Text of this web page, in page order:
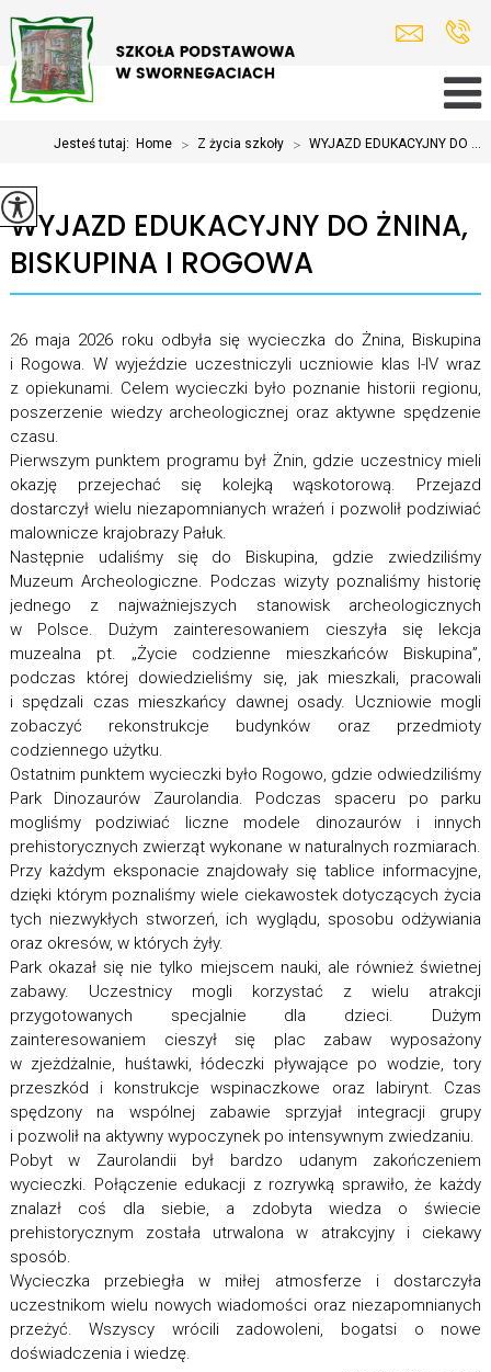
Jesteś tutaj: Home > Z życia szkoły > WYJAZD EDUKACYJNY DO ...
WYJAZD EDUKACYJNY DO ŻNINA,
BISKUPINA I ROGOWA
26 maja 2026 roku odbyła się wycieczka do Żnina, Biskupina
i Rogowa. W wyjeździe uczestniczyli uczniowie klas I-IV wraz
z opiekunami. Celem wycieczki było poznanie historii regionu,
poszerzenie wiedzy archeologicznej oraz aktywne spędzenie
czasu.
Pierwszym punktem programu był Żnin, gdzie uczestnicy mieli
okazję przejechać się kolejką wąskotorową. Przejazd
dostarczył wielu niezapomnianych wrażeń i pozwolił podziwiać
malownicze krajobrazy Pałuk.
Następnie udaliśmy się do Biskupina, gdzie zwiedziliśmy
Muzeum Archeologiczne. Podczas wizyty poznaliśmy historię
jednego z najważniejszych stanowisk archeologicznych
w Polsce. Dużym zainteresowaniem cieszyła się lekcja
muzealna pt. „Życie codzienne mieszkańców Biskupina”,
podczas której dowiedzieliśmy się, jak mieszkali, pracowali
i spędzali czas mieszkańcy dawnej osady. Uczniowie mogli
zobaczyć rekonstrukcje budynków oraz przedmioty
codziennego użytku.
Ostatnim punktem wycieczki było Rogowo, gdzie odwiedziliśmy
Park Dinozaurów Zaurolandia. Podczas spaceru po parku
mogliśmy podziwiać liczne modele dinozaurów i innych
prehistorycznych zwierząt wykonane w naturalnych rozmiarach.
Przy każdym eksponacie znajdowały się tablice informacyjne,
dzięki którym poznaliśmy wiele ciekawostek dotyczących życia
tych niezwykłych stworzeń, ich wyglądu, sposobu odżywiania
oraz okresów, w których żyły.
Park okazał się nie tylko miejscem nauki, ale również świetnej
zabawy. Uczestnicy mogli korzystać z wielu atrakcji
przygotowanych specjalnie dla dzieci. Dużym
zainteresowaniem cieszył się plac zabaw wyposażony
w zjeżdżalnie, huśtawki, łódeczki pływające po wodzie, tory
przeszkód i konstrukcje wspinaczkowe oraz labirynt. Czas
spędzony na wspólnej zabawie sprzyjał integracji grupy
i pozwolił na aktywny wypoczynek po intensywnym zwiedzaniu.
Pobyt w Zaurolandii był bardzo udanym zakończeniem
wycieczki. Połączenie edukacji z rozrywką sprawiło, że każdy
znalazł coś dla siebie, a zdobyta wiedza o świecie
prehistorycznym została utrwalona w atrakcyjny i ciekawy
sposób.
Wycieczka przebiegła w miłej atmosferze i dostarczyła
uczestnikom wielu nowych wiadomości oraz niezapomnianych
przeżyć. Wszyscy wrócili zadowoleni, bogatsi o nowe
doświadczenia i wiedzę.